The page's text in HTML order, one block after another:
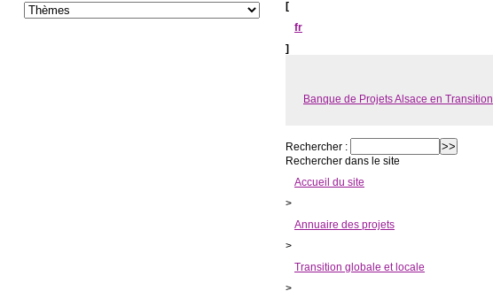
[
fr
]
Banque de Projets Alsace en Transition
Rechercher :
Rechercher dans le site
Accueil du site
>
Annuaire des projets
>
Transition globale et locale
>